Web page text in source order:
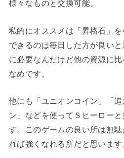
様々なものと交換可能。
私的にオススメは「昇格石」
できるのは毎日した方が良い
に必要なんだけど他の資源に
なめです。
他にも「ユニオンコイン」「
ン」などを使ってＳヒーロー
す。このゲームの良い所は無
れば強くなれる所だと思います